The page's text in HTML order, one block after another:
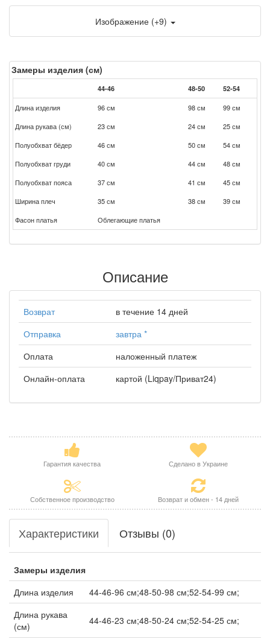
Изображение (+9)
Замеры изделия (см)
44-46 48-50 52-54
Длина изделия 96 см 98 см
99 см
Длина рукава (см)
23 см 24 см
25 см
Полуобхват бёдер
46 см 50 см
54 см
Полуобхват груди
40 см 44 см
48 см
Полуобхват пояса
37 см 41 см
45 см
Ширина плеч
35 см 38 см
39 см
Фасон платья
Облегающие платья
Описание
Возврат
в течение 14 дней
Отправка
завтра *
Оплата
наложенный платеж
Онлайн-оплата
картой (Liqpay/Приват24)
Гарантия качества Сделано в Украине
Собственное производство Возврат и обмен - 14 дней
Характеристики Отзывы (0)
Замеры изделия
Длина изделия
44-46-96 см;48-50-98 см;52-54-99 см;
Длина рукава
(см)
44-46-23 см;48-50-24 см;52-54-25 см;